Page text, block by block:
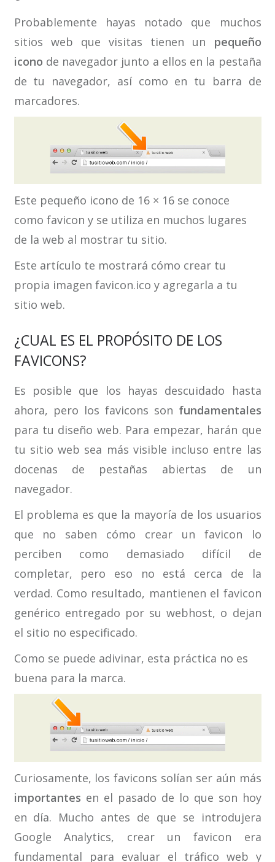
Probablemente hayas notado que muchos
sitios web que visitas tienen un pequeño
icono de navegador junto a ellos en la pestaña
de tu navegador, así como en tu barra de
marcadores.
Este pequeño icono de 16 × 16 se conoce
como favicon y se utiliza en muchos lugares
de la web al mostrar tu sitio.
Este artículo te mostrará cómo crear tu
propia imagen favicon.ico y agregarla a tu
sitio web.
¿CUAL ES EL PROPÓSITO DE LOS
FAVICONS?
Es posible que los hayas descuidado hasta
ahora, pero los favicons son fundamentales
para tu diseño web. Para empezar, harán que
tu sitio web sea más visible incluso entre las
docenas de pestañas abiertas de un
navegador.
El problema es que la mayoría de los usuarios
que no saben cómo crear un favicon lo
perciben como demasiado difícil de
completar, pero eso no está cerca de la
verdad. Como resultado, mantienen el favicon
genérico entregado por su webhost, o dejan
el sitio no especificado.
Como se puede adivinar, esta práctica no es
buena para la marca.
Curiosamente, los favicons solían ser aún más
importantes en el pasado de lo que son hoy
en día. Mucho antes de que se introdujera
Google Analytics, crear un favicon era
fundamental para evaluar el tráfico web y